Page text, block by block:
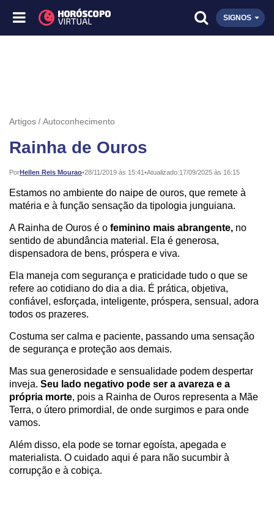
SIGNOS
Artigos Autoconhecimento
Rainha de Ouros
PorHellen Reis Mourao•
Publicado: 28/11/2019 às 15:41•Atualizado:17/09/2025 às 16:15
Estamos no ambiente do naipe de ouros, que remete à
matéria e à função sensação da tipologia junguiana.
A Rainha de Ouros é o feminino mais abrangente, no
sentido de abundância material. Ela é generosa,
dispensadora de bens, próspera e viva.
Ela maneja com segurança e praticidade tudo o que se
refere ao cotidiano do dia a dia. É prática, objetiva,
confiável, esforçada, inteligente, próspera, sensual, adora
todos os prazeres.
Costuma ser calma e paciente, passando uma sensação
de segurança e proteção aos demais.
Mas sua generosidade e sensualidade podem despertar
inveja. Seu lado negativo pode ser a avareza e a
própria morte, pois a Rainha de Ouros representa a Mãe
Terra, o útero primordial, de onde surgimos e para onde
vamos.
Além disso, ela pode se tornar egoísta, apegada e
materialista. O cuidado aqui é para não sucumbir à
corrupção e à cobiça.